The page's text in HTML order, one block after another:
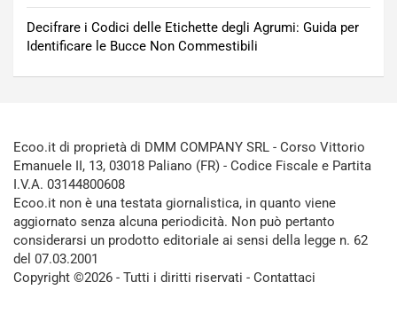
Decifrare i Codici delle Etichette degli Agrumi: Guida per
Identificare le Bucce Non Commestibili
Ecoo.it di proprietà di DMM COMPANY SRL - Corso Vittorio
Emanuele II, 13, 03018 Paliano (FR) - Codice Fiscale e Partita
I.V.A. 03144800608
Ecoo.it non è una testata giornalistica, in quanto viene
aggiornato senza alcuna periodicità. Non può pertanto
considerarsi un prodotto editoriale ai sensi della legge n. 62
del 07.03.2001
Copyright ©2026 - Tutti i diritti riservati - Contattaci